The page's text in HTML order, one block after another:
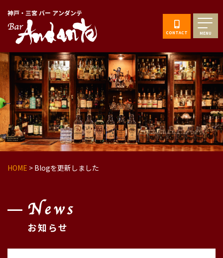
神戸・三宮 バー アンダンテ
CONTACT MENU
HOME > Blogを更新しました
News
お知らせ